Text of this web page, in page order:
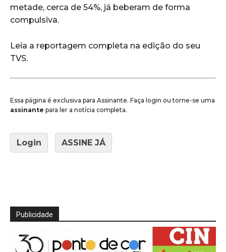
metade, cerca de 54%, já beberam de forma
compulsiva.
Leia a reportagem completa na edição do seu
TVS.
Essa página é exclusiva para Assinante. Faça login ou torne-se uma
assinante para ler a notícia completa.
Login ASSINE JÁ
Publicidade